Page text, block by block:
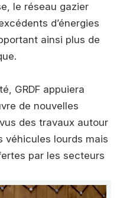
le réseau gazier
d’énergies
ainsi plus de
GRDF appuiera
de nouvelles
des travaux autour
véhicules lourds mais
par les secteurs